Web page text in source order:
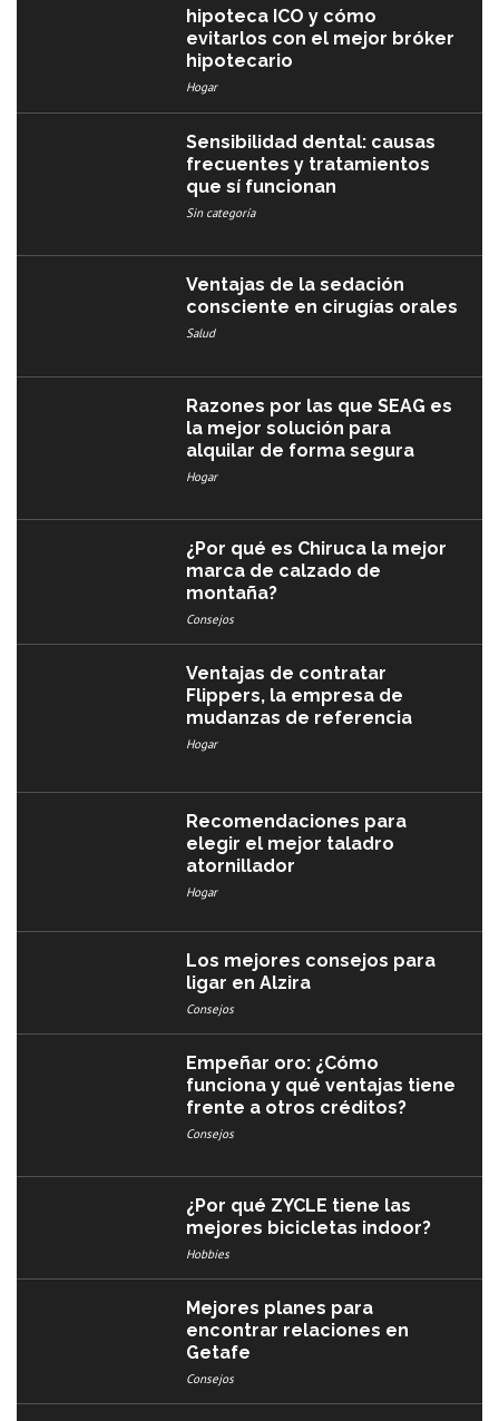
hipoteca ICO y cómo
evitarlos con el mejor bróker
hipotecario
Hogar
Sensibilidad dental: causas
frecuentes y tratamientos
que sí funcionan
Sin categoría
Ventajas de la sedación
consciente en cirugías orales
Salud
Razones por las que SEAG es
la mejor solución para
alquilar de forma segura
Hogar
¿Por qué es Chiruca la mejor
marca de calzado de
montaña?
Consejos
Ventajas de contratar
Flippers, la empresa de
mudanzas de referencia
Hogar
Recomendaciones para
elegir el mejor taladro
atornillador
Hogar
Los mejores consejos para
ligar en Alzira
Consejos
Empeñar oro: ¿Cómo
funciona y qué ventajas tiene
frente a otros créditos?
Consejos
¿Por qué ZYCLE tiene las
mejores bicicletas indoor?
Hobbies
Mejores planes para
encontrar relaciones en
Getafe
Consejos